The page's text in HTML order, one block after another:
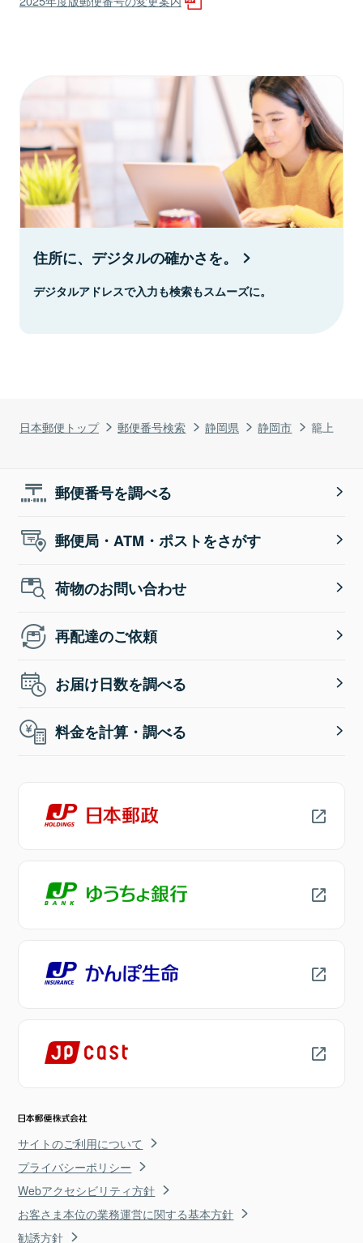
日本郵便トップ 郵便番号検索 静岡県 静岡市 籠上
住所に、デジタルの確かさを。
デジタルアドレスで入力も検索もスムーズに。
郵便番号を調べる
郵便局・ATM・ポストをさがす
荷物のお問い合わせ
再配達のご依頼
お届け日数を調べる
料金を計算・調べる
サイトのご利用について
プライバシーポリシー
Webアクセシビリティ方針
お客さま本位の業務運営に関する基本方針
勧誘方針